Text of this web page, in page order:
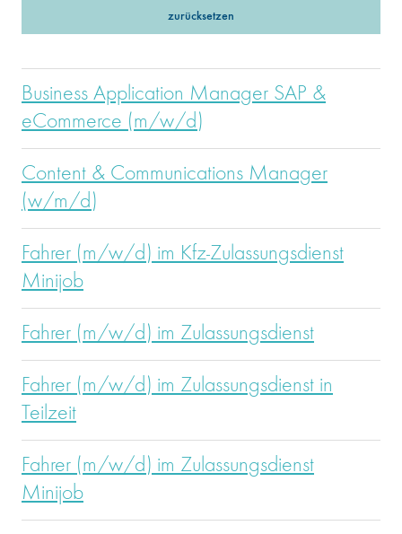
zurücksetzen
Business Application Manager SAP &
eCommerce (m/w/d)
Content & Communications Manager
(w/m/d)
Fahrer (m/w/d) im Kfz-Zulassungsdienst
Minijob
Fahrer (m/w/d) im Zulassungsdienst
Fahrer (m/w/d) im Zulassungsdienst in
Teilzeit
Fahrer (m/w/d) im Zulassungsdienst
Minijob